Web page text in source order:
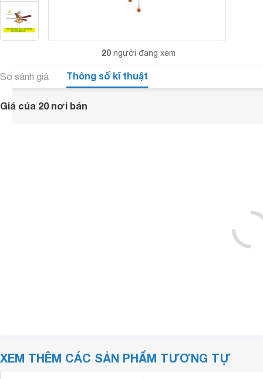
20 người đang xem
So sánh giá Thông số kĩ thuật
Giá của 20 nơi bán
XEM THÊM CÁC SẢN PHẨM TƯƠNG TỰ